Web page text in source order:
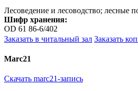
Лесоведение и лесоводство; лесные
Шифр хранения:
OD 61 86-6/402
Заказать в читальный зал Заказать
Marc21
Скачать marc21-запись